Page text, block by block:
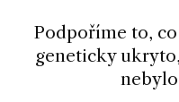
Podpoříme to, co
geneticky